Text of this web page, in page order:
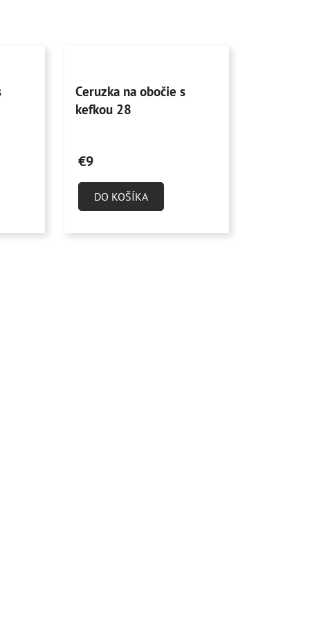
Ceruzka na obočie s
kefkou 28
€9
DO KOŠÍKA